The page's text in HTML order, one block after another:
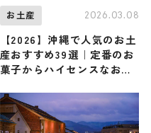
お土産 2026.03.08
【2026】沖縄で人気のお土
産おすすめ39選｜定番のお
菓子からハイセンスなおし